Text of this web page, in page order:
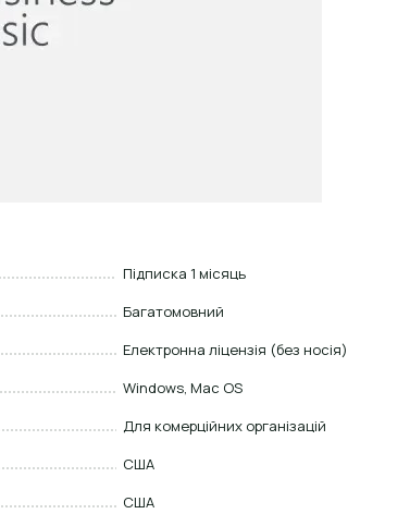
Підписка 1 місяць
Багатомовний
Електронна ліцензія (без носія)
Windows, Mac OS
Для комерційних організацій
США
США